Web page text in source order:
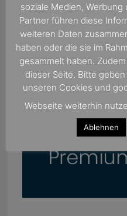
soziale Medien,
Partner führen diese
weiteren Daten
haben oder die sie im
gesammelt haben.
dieser Seite. Bitte
unseren Cookies und
Webseite weiterhin
Ablehnen